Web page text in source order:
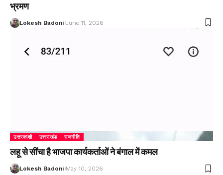
भ्रमण
Lokesh Badoni June 11, 2026
उत्तरकाशी उत्तराखंड राजनीति
लहू से सींचा है भाजपा कार्यकर्ताओं ने बंगाल में कमल
Lokesh Badoni May 10, 2026